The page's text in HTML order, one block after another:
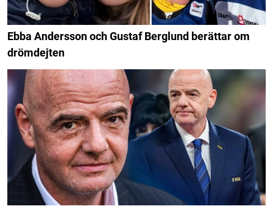
Ebba Andersson och Gustaf Berglund berättar om
drömdejten